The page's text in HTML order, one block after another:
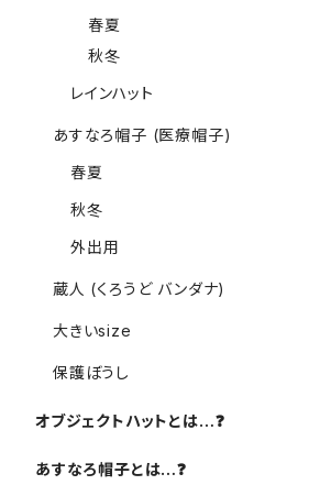
春夏
秋冬
レインハット
あすなろ帽子 (医療帽子)
春夏
秋冬
外出用
蔵人 (くろうど バンダナ)
大きいsize
保護ぼうし
オブジェクトハットとは…❓️
あすなろ帽子とは…❓️